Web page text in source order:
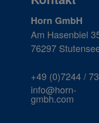
Horn GmbH
Am Hasenbiel
76297
+49 (0)7244 /
info@horn-
gmbh.com